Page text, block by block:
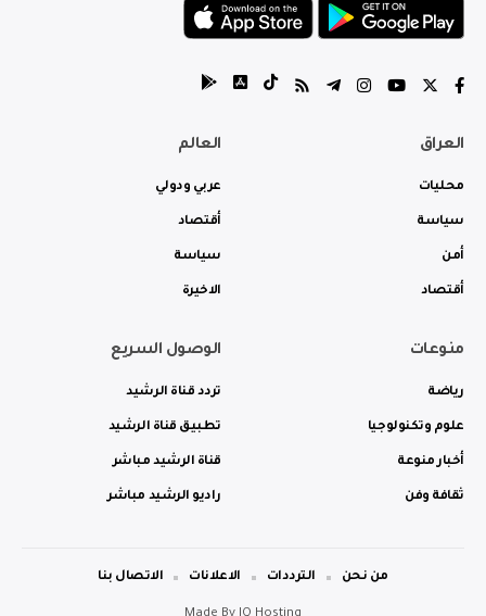
العراق
محليات
سياسة
أمن
أقتصاد
العالم
عربي ودولي
أقتصاد
سياسة
الاخيرة
منوعات
رياضة
علوم وتكنولوجيا
أخبار منوعة
ثقافة وفن
الوصول السريع
تردد قناة الرشيد
تطبيق قناة الرشيد
قناة الرشيد مباشر
راديو الرشيد مباشر
من نحن الترددات الاعلانات الاتصال بنا